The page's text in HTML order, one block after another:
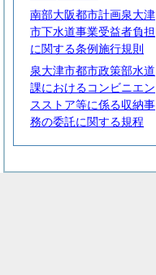
南部大阪都市計画泉大津
市下水道事業受益者負担
に関する条例施行規則
泉大津市都市政策部水道
課におけるコンビニエン
スストア等に係る収納事
務の委託に関する規程